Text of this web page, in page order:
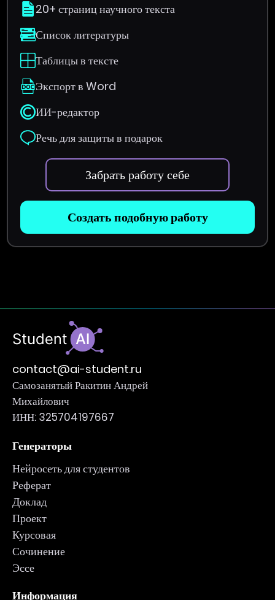
20+ страниц научного текста
Список литературы
Таблицы в тексте
Экспорт в Word
ИИ-редактор
Речь для защиты в подарок
Забрать работу себе
Создать подобную работу
contact@ai-student.ru
Самозанятый Ракитин Андрей
Михайлович
ИНН: 325704197667
Генераторы
Нейросеть для студентов
Реферат
Доклад
Проект
Курсовая
Сочинение
Эссе
Информация